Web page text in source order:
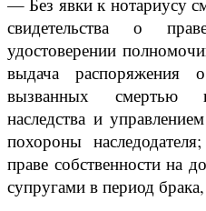
свидетельства о
удостоверении
выдача распоряжения
вызванных смертью
наследства и
похороны
праве собственности на
супругами в период